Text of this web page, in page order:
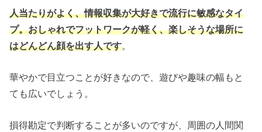
人当たりがよく、情報収集が大好きで流行に敏感なタイ
プ。おしゃれでフットワークが軽く、楽しそうな場所に
はどんどん顔を出す人です
華やかで目立つことが好きなので、遊びや趣味の幅もと
ても広いでしょう。
損得勘定で判断することが多いのですが、周囲の人間関